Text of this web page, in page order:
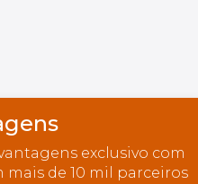
exclusivo com
mais de 10 mil parceiros